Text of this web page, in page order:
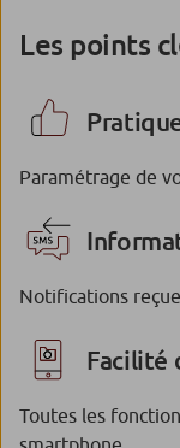
Les points
Paramétrage de
Notifications
Facilité
Toutes les